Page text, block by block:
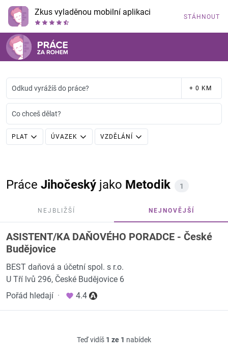
Zkus vyladěnou mobilní aplikaci STÁHNOUT
Odkud vyrážíš do práce? + 0 KM
Co chceš dělat?
PLAT ÚVAZEK VZDĚLÁNÍ
Práce Jihočeský jako Metodik 1
NEJBLIŽŠÍ NEJNOVĚJŠÍ
ASISTENT/KA DAŇOVÉHO PORADCE - České
Budějovice
BEST daňová a účetní spol. s r.o.
U Tří lvů 296, České Budějovice 6
Pořád hledají · 4.4
Teď vidíš 1 ze 1 nabídek